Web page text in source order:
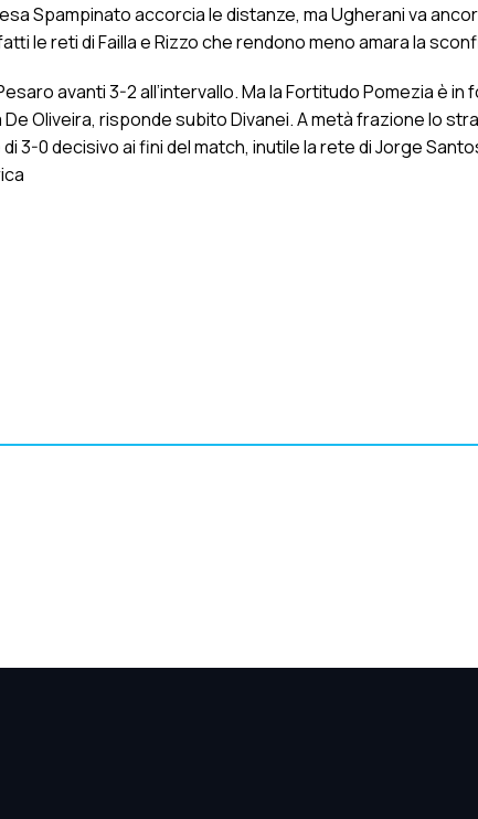
Spampinato accorcia le distanze, ma Ugherani va
le reti di Failla e Rizzo che rendono meno amara la
avanti 3-2 all’intervallo. Ma la Fortitudo Pomezia è in
Oliveira, risponde subito Divanei. A metà frazione lo
3-0 decisivo ai fini del match, inutile la rete di Jorge